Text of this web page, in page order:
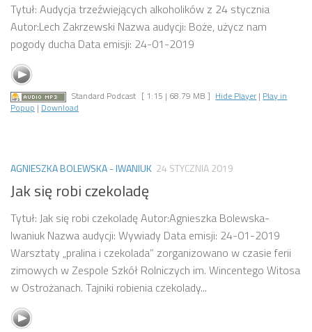
Tytuł: Audycja trzeźwiejących alkoholików z 24 stycznia
Autor:Lech Zakrzewski Nazwa audycji: Boże, użycz nam
pogody ducha Data emisji: 24-01-2019
Standard Podcast [ 1:15 | 68.79 MB ] Hide Player | Play in
Popup | Download
AGNIESZKA BOLEWSKA - IWANIUK 24 STYCZNIA 2019
Jak się robi czekoladę
Tytuł: Jak się robi czekoladę Autor:Agnieszka Bolewska-
Iwaniuk Nazwa audycji: Wywiady Data emisji: 24-01-2019
Warsztaty „pralina i czekolada” zorganizowano w czasie ferii
zimowych w Zespole Szkół Rolniczych im. Wincentego Witosa
w Ostrożanach. Tajniki robienia czekolady...